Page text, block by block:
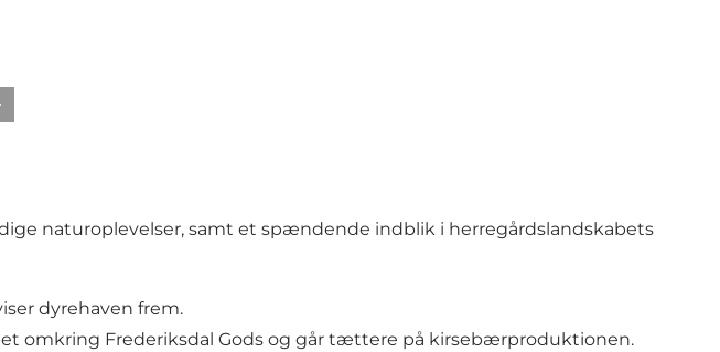
naturoplevelser, samt et spændende indblik i herregårdslandskabets
dyrehaven frem.
omkring Frederiksdal Gods og går tættere på kirsebærproduktionen.